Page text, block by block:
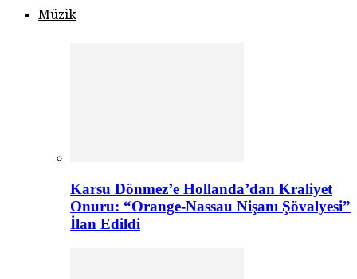
Müzik
Karsu Dönmez’e Hollanda’dan Kraliyet
Onuru: “Orange-Nassau Nişanı Şövalyesi”
İlan Edildi